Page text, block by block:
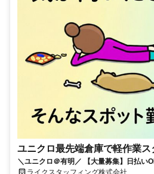
ユニクロ最先端倉庫で軽作業ス
＼ユニクロ＠有明／ 【大量
ライクスタッフィング株式会社